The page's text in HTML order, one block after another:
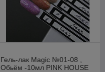
Гель-лак Magic №01-08 ,
Обьём -10мл PINK HOUSE